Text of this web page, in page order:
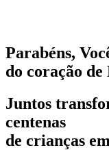
Parabéns,
do coração de
Juntos
centenas
de crianças